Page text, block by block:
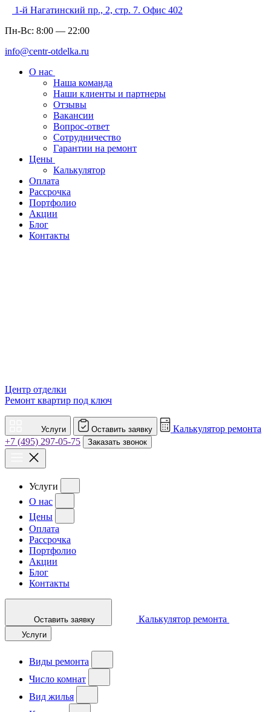
1-й Нагатинский пр., 2, стр. 7. Офис 402
Пн-Вс: 8:00 — 22:00
info@centr-otdelka.ru
О нас
Наша команда
Наши клиенты и партнеры
Отзывы
Вакансии
Вопрос-ответ
Сотрудничество
Гарантии на ремонт
Цены
Калькулятор
Оплата
Рассрочка
Портфолио
Акции
Блог
Контакты
Центр отделки
Ремонт квартир под ключ
Услуги Оставить заявку
Калькулятор ремонта
+7 (495) 297-05-75
Заказать звонок
Услуги
О нас
Цены
Оплата
Рассрочка
Портфолио
Акции
Блог
Контакты
Оставить заявку Калькулятор ремонта
Услуги
Виды ремонта
Число комнат
Вид жилья